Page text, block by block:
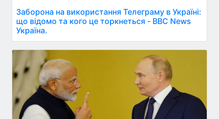
Заборона на використання Телеграму в Україні:
що відомо та кого це торкнеться - BBC News
Україна.